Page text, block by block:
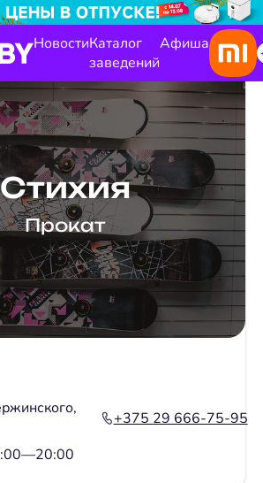
НовостиКаталог
заведений
Афиша
Стихия
Прокат
+375 29 666-75-95